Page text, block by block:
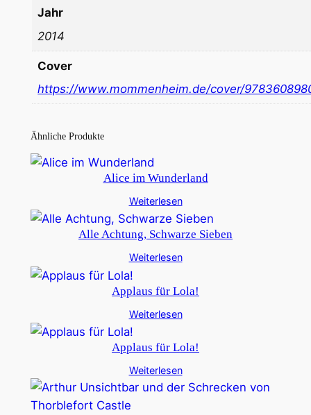
Jahr
2014
Cover
https://www.mommenheim.de/cover/
Ähnliche Produkte
Alice im Wunderland
Weiterlesen
Alle Achtung, Schwarze Sieben
Weiterlesen
Applaus für Lola!
Weiterlesen
Applaus für Lola!
Weiterlesen